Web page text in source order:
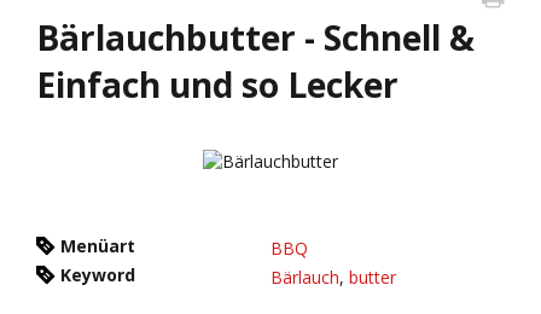
Bärlauchbutter - Schnell &
Einfach und so Lecker
Menüart
BBQ
Keyword
Bärlauch, butter